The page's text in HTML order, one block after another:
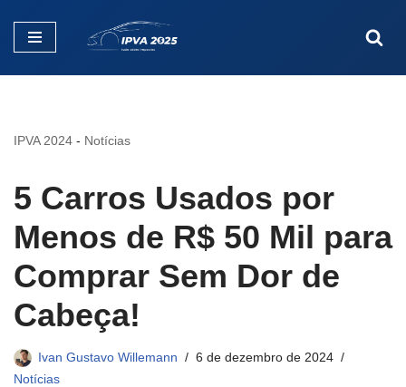
Pular
IPVA 2024 - Notícias
5 Carros Usados por
Menos de R$ 50 Mil para
Comprar Sem Dor de
Cabeça!
Ivan Gustavo Willemann
6 de dezembro de 2024
Notícias